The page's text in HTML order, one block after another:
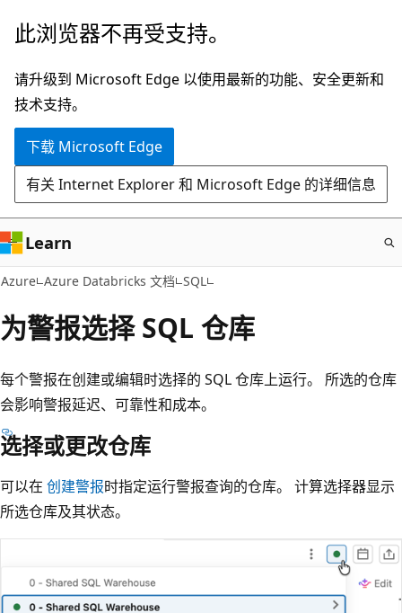
跳
主
要
内
此浏览器不再受支持。
请升级到 Microsoft Edge 以使用最新的功能、安全更新和
技术支持。
下载 Microsoft Edge
有关 Internet Explorer 和 Microsoft Edge 的详细信息
Learn
Azure Azure Databricks 文档 SQL
为警报选择 SQL 仓库
每个警报在创建或编辑时选择的 SQL 仓库上运行。 所选的仓库
会影响警报延迟、可靠性和成本。
选择或更改仓库
可以在 创建警报时指定运行警报查询的仓库。 计算选择器显示
所选仓库及其状态。